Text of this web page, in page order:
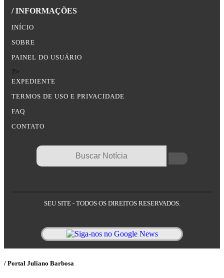
/ INFORMAÇÕES
INÍCIO
SOBRE
PAINEL DO USUÁRIO
?>
EXPEDIENTE
TERMOS DE USO E PRIVACIDADE
FAQ
CONTATO
SEU SITE - TODOS OS DIREITOS RESERVADOS.
/ Portal Juliano Barbosa